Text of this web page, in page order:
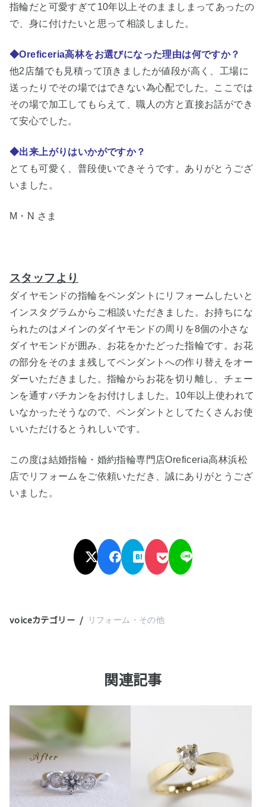
指輪だと可愛すぎて10年以上そのまましまってあったの
で、身に付けたいと思って相談しました。
◆Oreficeria高林をお選びになった理由は何ですか？
他2店舗でも見積って頂きましたが値段が高く、工場に
送ったりでその場ではできない為心配でした。ここでは
その場で加工してもらえて、職人の方と直接お話ができ
て安心でした。
◆出来上がりはいかがですか？
とても可愛く、普段使いできそうです。ありがとうござ
いました。
M・N さま
スタッフより
ダイヤモンドの指輪をペンダントにリフォームしたいと
インスタグラムからご相談いただきました。お持ちにな
られたのはメインのダイヤモンドの周りを8個の小さな
ダイヤモンドが囲み、お花をかたどった指輪です。お花
の部分をそのまま残してペンダントへの作り替えをオー
ダーいただきました。指輪からお花を切り離し、チェー
ンを通すバチカンをお付けしました。10年以上使われて
いなかったそうなので、ペンダントとしてたくさんお使
いいただけるとうれしいです。
この度は結婚指輪・婚約指輪専門店Oreficeria高林浜松
店でリフォームをご依頼いただき、誠にありがとうござ
いました。
voiceカテゴリー リフォーム・その他
関連記事